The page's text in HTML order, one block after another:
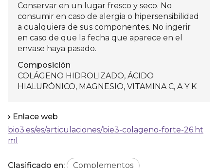
Conservar en un lugar fresco y seco. No
consumir en caso de alergia o hipersensibilidad
a cualquiera de sus componentes. No ingerir
en caso de que la fecha que aparece en el
envase haya pasado.
Composición
COLÁGENO HIDROLIZADO, ÁCIDO
HIALURÓNICO, MAGNESIO, VITAMINA C, A Y K
Enlace web
bio3.es/es/articulaciones/bie3-colageno-forte-26.ht
ml
Clasificado en: Complementos